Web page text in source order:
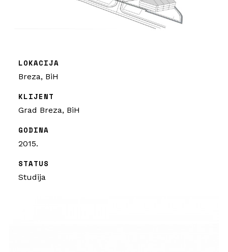
LOKACIJA
Breza, BiH
KLIJENT
Grad Breza, BiH
GODINA
2015.
STATUS
Studija